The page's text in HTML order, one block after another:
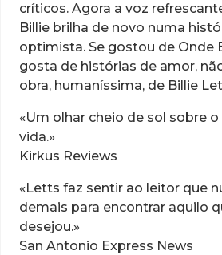
críticos. Agora a voz
Billie brilha de novo numa
optimista. Se gostou de Onde
gosta de histórias de amor,
obra, humaníssima, de Billie
«Um olhar cheio de sol sobre
vida.»
Kirkus Reviews
«Letts faz sentir ao leitor que
demais para encontrar aquilo
desejou.»
San Antonio Express News